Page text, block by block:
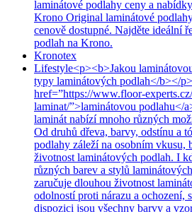
laminátové podlahy ceny a
Krono Original laminátové
cenově dostupné. Najděte ideální
podlah na Krono.
Kronotex
Lifestyle<p><b>Jakou
typy laminátových podlah</b></
href=”https://www.floor-
laminat/”>laminátovou podlahu</
laminát nabízí mnoho různých
Od druhů dřeva, barvy, odstínu a
podlahy záleží na osobním vkusu,
životnost laminátových podlah. I
různých barev a stylů
zaručuje dlouhou životnost
odolností proti nárazu a ochození,
dispozici jsou všechny barvy a